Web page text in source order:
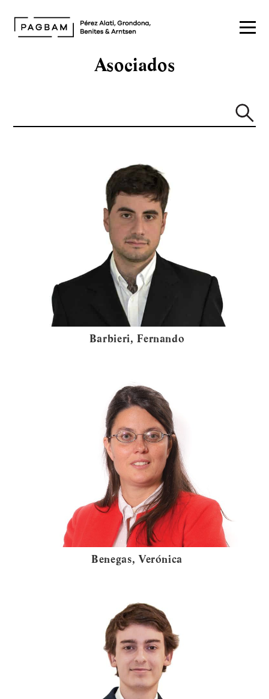
Asociados
Barbieri, Fernando
Benegas, Verónica